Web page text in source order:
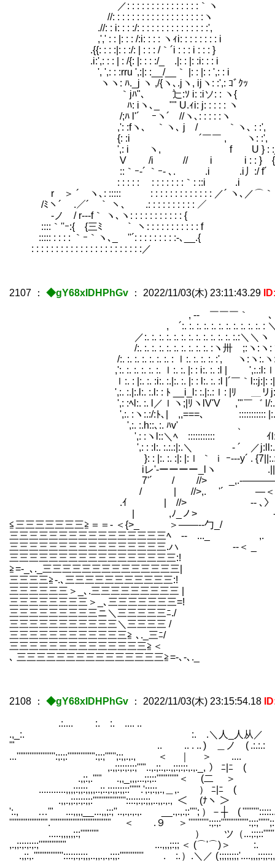
／: : : : : : : : : : : : : : :｀ヽ
//: : : : : : : : : : : : : : : : : : :ヽ
.//: : i: : : :/: : : : : : : : : : : : : : :', やら「
,',' : : |: : : /:i: : : : ヽｨi: : : : : : : : i
.{{: : : :|: : :/: | : : : /｀´i : : : i : : : }
.i:',: : : | : /{: |: : : :/_ .|: : |: :i: : : i
', ',: : :rru ',:|: :__/__｀ |: : |: : ',: : i
ヽヽ: ﾊ._j ヽ ,/{ヽ､.jヽ, ijヽ: :',: ｺﾞｸｯ
｀jﾊ"、 辷:ｿ i: :iソ: : ヽ{ ﾋﾅｷﾞｸ「はい
ﾊ: iヽ､_ "" U.ｨi: j: : : : : ヽ
/;ﾊ l'´ ｰヽ´ //ヽ､: : : : :ヽ
,': :fヽ､ ｀ヽ､ j / ｀ヽ､ : :', やら「
{: :i ´￣￣ , ヽ: :',
',: i ヽ, f U } : :j ／⌒ヽ､
V /i // i i : : } {
::｀ｰ-´ ｀ｰ- ､. .i .i丿:/
: : : : : : : : : : : :｀: ::i .i
rゝ＞ ´ ヽ､: ::::: : : : : : : : : : : : : : ／´ ヽ､／⌒｀
/ﾐヽ´ .／´ ｀ ヽ､ .: : : : : : : : : :
ゝ-ノ / r---f｀ ヽ､ヽ: : : : : : : : :
::::｀''ｰ:{ {三ﾐ ｀ ヽ: : : : : : : :
::::: : : : : ｀ｰ｀ヽ､_ ''´: : : : : : :
: : : : : : : : : : : : : : : : : : : : :
2107 ： ◆gY68xIDHPhGv ： 2022/11/03(木) 23:11:43.29
, -‐ ￣￣￣｀ ､
, ´:. :. :. :. :. :. :. :. :. :. :. :
／:. :. :. :. :. :. :. :. :. :. :. :. :.:＼＼ヽ
/:. :. :. :. :. :. :. :. :. :. :ヽ卅ゝ;:ヽ:ヽ:
/:. :. :. :. :. :. :. : ｌ:. :. :. :. :', ヽ:ヽ:.ヽ:
,':. :. :. :. :. :. ｌ:. :. |: : i:. :. :l | ',:.:l:ｌ:.
ｌ:. : |:. :. :i:. :.|:. :. |: : l:. :. :l |´￣｀l::j:|: :|:
',:. :.|:.l:. :.l: : ﾄ __i_l: :.|:.:ｌ: |ﾘ ＿リj:.:ﾊ
',: :ﾍl:. :. l／ｌヽ;|ﾘヽlV'V ,'"￣゛ l/
',:. :ヽ:.:/:ﾄ､| ,,===､ ::::::::::: |:. :|', な、
',:. :.h::､:. ﾊv' 、 j:.:.
',: :ヽl::＼ﾍ ::::::::::: ｲl:. :.|ヽ'、 (我慢し
',: : :l:. :.:.:|:.＼ ‐ ´ ／j:ll:.:. |:.
}: : |:. :. :|: |:ｌ ｀ ｉ ｰ
iレ'-ーーーー_lヽ
7'´ / //> _,.-――――､
/ | //>,. '´ ―＜￣´ ヽ
.ｲ | //> -- ､〉 .｀ヽ ｀
| ,ﾉ_ノ> ---〈 ` -`------ ､_
≦三三三三三三三≧＝＝‐ ＜{>_ ＞――‐-
三三三三三三三三三三三三三三三三ﾍ ‐-
三三三三三三三三三三三三三三三三.
三三三三三三三三三三三三三三
≧=-_､._三三三三三三三三三三三三
三三三三≧-.､三三三三三三三三三三
三三三三三三＞_､.三三三三三三三
三三三三三三三三＞_､三三三三三
三三三三三三三三三ニ＼三三
三三三三三三三三三三三＼
三三三三三三三三三三三三
三三三三三三三三三三三
､ 三三三三三三三三三三三三三
2108 ： ◆gY68xIDHPhGv ： 2022/11/03(木) 23:15:54.18
.:.... :. :. .... ..
.,_:. :. .＼人_人
'" .. .. . .. ) ＿ノ ( .:.:.:
...'''"'''''''''''''''':;:;:'''""''''"":;:;''"'';:;,.,., ＜ ｜ ＞ ....
.,;:,.'"" .,,_,,,...;:;::''""''''"＜ (二
.,,.,;:;:;:;;:'""''""'''''''::::;:;:;;,..,,.,., ＜ (
':., …'" ...,,,,__...,,;:;''..,.,.,.,. __.,.,.;:'"'; ）－
''''"""'''"""".""""""""'''''"""""" ＜ .９ ＞
.....,,,,,;:;'''"'''" ） ツ（...;:;::''""''''"
,.,;:;:;:;:;'''"""""" ...,,,;:;; ＜ (⌒'⌒)＞ :.
.,;:,.'""""'''''''::::;:;:;;,..,,.,.,:;;:'""'''''''' . :. ）.＼／ (